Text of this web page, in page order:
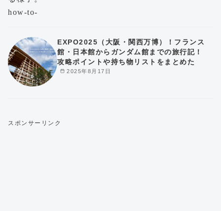
2025年8月17日
EXPO2025（大阪・関西万博）！フランス
館・日本館からガンダム館までの旅行記！
攻略ポイントや持ち物リストをまとめた
スポンサーリンク